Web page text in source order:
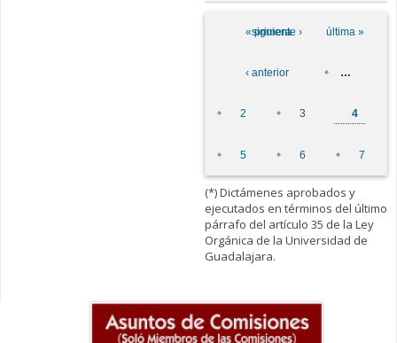
Páginas
« primera
‹ anterior …
2 3 4
5 6 7
siguiente › última »
(*) Dictámenes aprobados y
ejecutados en términos del último
párrafo del artículo 35 de la Ley
Orgánica de la Universidad de
Guadalajara.